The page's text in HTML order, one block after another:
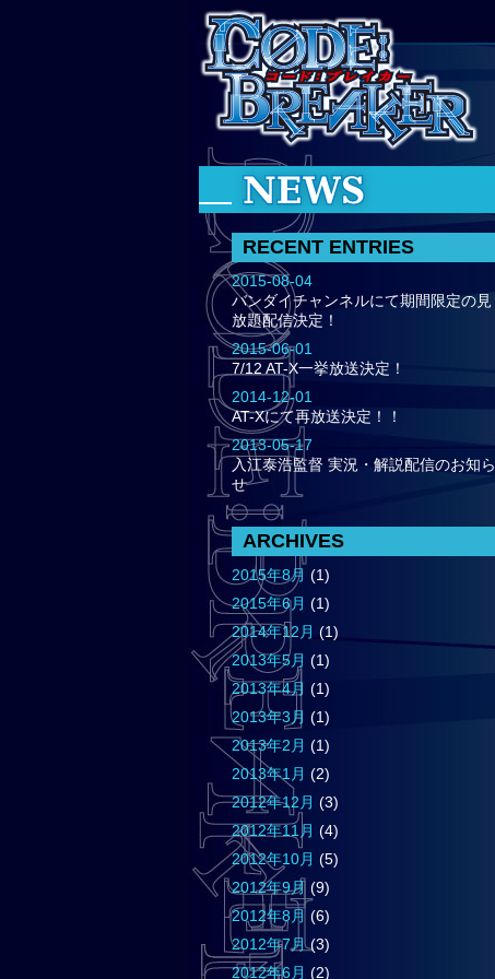
RECENT ENTRIES
2015-08-04
バンダイチャンネルにて期間限定の見
放題配信決定！
2015-06-01
7/12 AT-X一挙放送決定！
2014-12-01
AT-Xにて再放送決定！！
2013-05-17
入江泰浩監督 実況・解説配信のお知ら
せ
ARCHIVES
2015年8月 (1)
2015年6月 (1)
2014年12月 (1)
2013年5月 (1)
2013年4月 (1)
2013年3月 (1)
2013年2月 (1)
2013年1月 (2)
2012年12月 (3)
2012年11月 (4)
2012年10月 (5)
2012年9月 (9)
2012年8月 (6)
2012年7月(3)
2012年6月 (2)